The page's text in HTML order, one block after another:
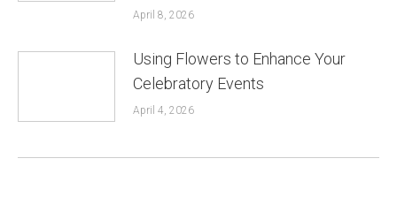
April 8, 2026
Using Flowers to Enhance Your
Celebratory Events
April 4, 2026